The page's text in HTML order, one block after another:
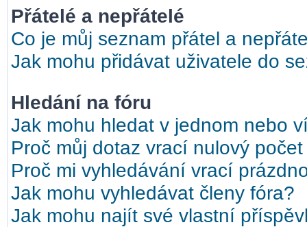
Přátelé a nepřátelé
Co je můj seznam přátel a
Jak mohu přidávat uživatele do
Hledání na fóru
Jak mohu hledat v jednom nebo
Proč můj dotaz vrací nulový
Proč mi vyhledávání vrací
Jak mohu vyhledávat členy fóra?
Jak mohu najít své vlastní